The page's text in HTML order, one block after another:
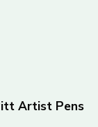
Artist Pens